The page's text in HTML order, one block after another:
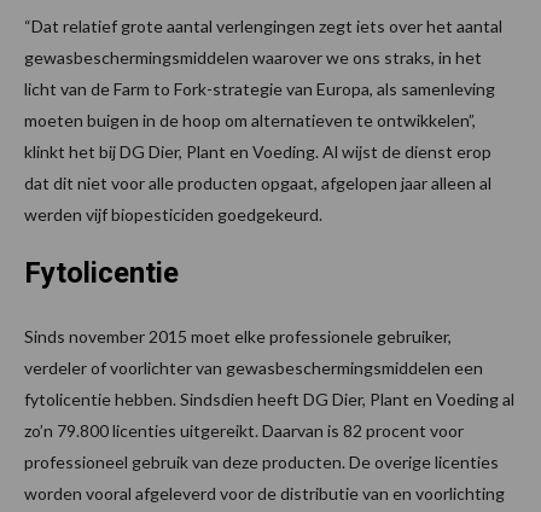
“Dat relatief grote aantal verlengingen zegt iets over het aantal
gewasbeschermingsmiddelen waarover we ons straks, in het
licht van de Farm to Fork-strategie van Europa, als samenleving
moeten buigen in de hoop om alternatieven te ontwikkelen”,
klinkt het bij DG Dier, Plant en Voeding. Al wijst de dienst erop
dat dit niet voor alle producten opgaat, afgelopen jaar alleen al
werden vijf biopesticiden goedgekeurd.
Fytolicentie
Sinds november 2015 moet elke professionele gebruiker,
verdeler of voorlichter van gewasbeschermingsmiddelen een
fytolicentie hebben. Sindsdien heeft DG Dier, Plant en Voeding al
zo’n 79.800 licenties uitgereikt. Daarvan is 82 procent voor
professioneel gebruik van deze producten. De overige licenties
worden vooral afgeleverd voor de distributie van en voorlichting